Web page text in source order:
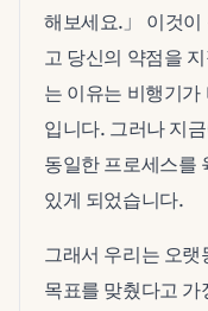
해보세요.」 이것
고 당신의 약점을
는 이유는 비행기
입니다. 그러나 지
동일한 프로세스를
있게 되었습니다.
그래서 우리는 오
목표를 맞췄다고